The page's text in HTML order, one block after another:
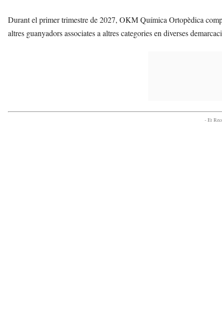
Durant el primer trimestre de 2027, OKM Química Ortopèdica
altres guanyadors associates a altres categories en diverses
- Et